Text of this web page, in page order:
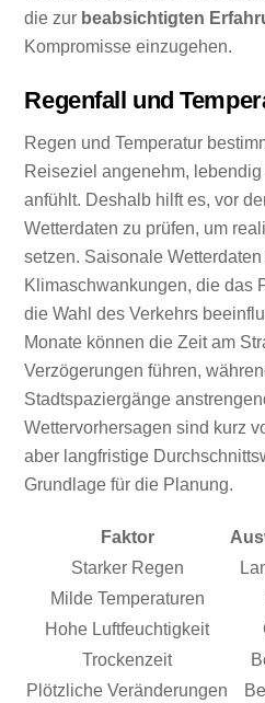
die zur beabsichtigten
Kompromisse einzugehen.
Regenfall und
Regen und Temperatur
Reiseziel angenehm,
anfühlt. Deshalb hilft es, vor
Wetterdaten zu prüfen, um
setzen. Saisonale
Klimaschwankungen, die das
die Wahl des Verkehrs
Monate können die Zeit am
Verzögerungen führen,
Stadtspaziergänge
Wettervorhersagen sind kurz
aber langfristige
Grundlage für die Planung.
Faktor
Starker Regen
Milde Temperaturen
Hohe Luftfeuchtigkeit
Trockenzeit
Plötzliche Veränderungen